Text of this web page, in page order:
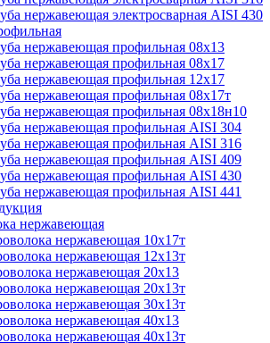
нержавеющая электросварная AISI 430
нержавеющая профильная 08х13
нержавеющая профильная 08х17
нержавеющая профильная 12х17
нержавеющая профильная 08х17т
нержавеющая профильная 08х18н10
нержавеющая профильная AISI 304
нержавеющая профильная AISI 316
нержавеющая профильная AISI 409
нержавеющая профильная AISI 430
нержавеющая профильная AISI 441
нержавеющая
нержавеющая 10х17т
нержавеющая 12х13т
нержавеющая 20х13
нержавеющая 20х13т
нержавеющая 30х13т
нержавеющая 40х13
нержавеющая 40х13т